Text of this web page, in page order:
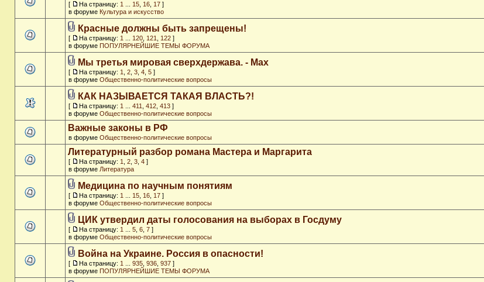
[ На страницу: 1 15 16 17 ]
в форуме Культура и искусство
Красные должны быть запрещены!
[ На страницу: 1 120 121 122 ]
в форуме ПОПУЛЯРНЕЙШИЕ ТЕМЫ ФОРУМА
Мы третья мировая сверхдержава. - Max
[ На страницу: 1 2 3 4 5 ]
в форуме Общественно-политические вопросы
КАК НАЗЫВАЕТСЯ ТАКАЯ ВЛАСТЬ?!
[ На страницу: 1 411 412 413 ]
в форуме Общественно-политические вопросы
Важные законы в РФ
в форуме Общественно-политические вопросы
Литературный разбор романа Мастера и Маргарита
[ На страницу: 1 2 3 4 ]
в форуме Литература
Медицина по научным понятиям
[ На страницу: 1 15 16 17 ]
в форуме Общественно-политические вопросы
ЦИК утвердил даты голосования на выборах в Госдуму
[ На страницу: 1 5 6 7 ]
в форуме Общественно-политические вопросы
Война на Украине. Россия в опасности!
[ На страницу: 1 935 936 937 ]
в форуме ПОПУЛЯРНЕЙШИЕ ТЕМЫ ФОРУМА